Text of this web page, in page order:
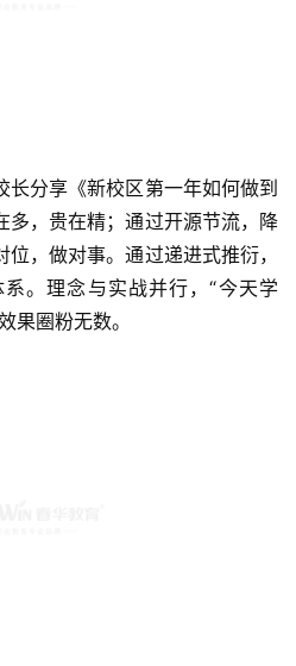
长分享《新校区第一年如何做到
多，贵在精；通过开源节流，降
，做对事。通过递进式推衍，
。理念与实战并行，“今天学
果圈粉无数。